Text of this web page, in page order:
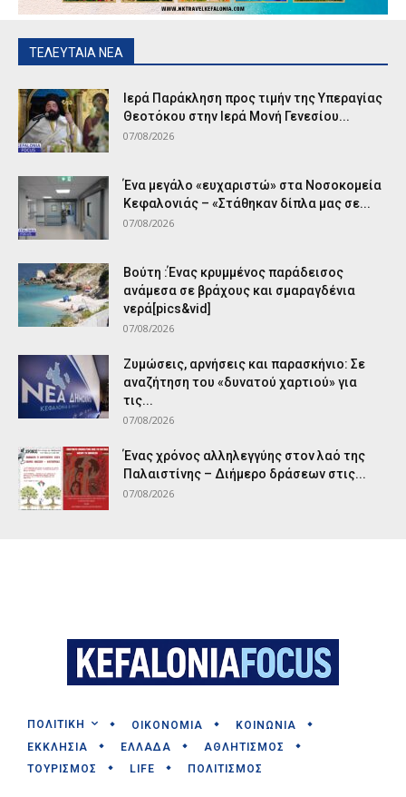
ΤΕΛΕΥΤΑΙΑ ΝΕΑ
Ιερά Παράκληση προς τιμήν της Υπεραγίας
Θεοτόκου στην Ιερά Μονή Γενεσίου...
07/08/2026
Ένα μεγάλο «ευχαριστώ» στα Νοσοκομεία
Κεφαλονιάς – «Στάθηκαν δίπλα μας σε...
07/08/2026
Βούτη :Ένας κρυμμένος παράδεισος
ανάμεσα σε βράχους και σμαραγδένια
νερά[pics&vid]
07/08/2026
Ζυμώσεις, αρνήσεις και παρασκήνιο: Σε
αναζήτηση του «δυνατού χαρτιού» για
τις...
07/08/2026
Ένας χρόνος αλληλεγγύης στον λαό της
Παλαιστίνης – Διήμερο δράσεων στις...
07/08/2026
ΠΟΛΙΤΙΚΗ ΟΙΚΟΝΟΜΙΑ
ΚΟΙΝΩΝΙΑ
ΕΚΚΛΗΣΙΑ
ΕΛΛΑΔΑ
ΑΘΛΗΤΙΣΜΟΣ
ΤΟΥΡΙΣΜΟΣ
LIFE ΠΟΛΙΤΙΣΜΟΣ